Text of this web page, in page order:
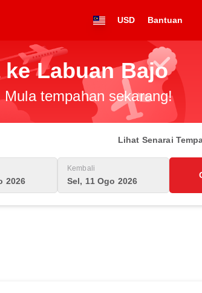
USD Bantuan
Labuan Bajo
tempahan sekarang!
Lihat Senarai
2026
Kembali
Sel, 11 Ogo 2026